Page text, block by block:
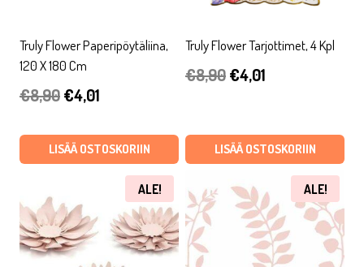
Truly Flower Paperipöytäliina,
120 X 180 Cm
€8,90Alkuperäinen
oli:
€4,01
on:
€4,01.
LISÄÄ OSTOSKORIIN
Truly Flower Tarjottimet, 4 Kpl
€8,90Alkuperäinen
€8,90.
€4,01
€4,01.
LISÄÄ OSTOSKORIIN
ALE! ALE!